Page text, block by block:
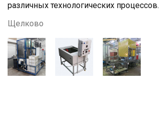
различных технологических процессов.
Щелково